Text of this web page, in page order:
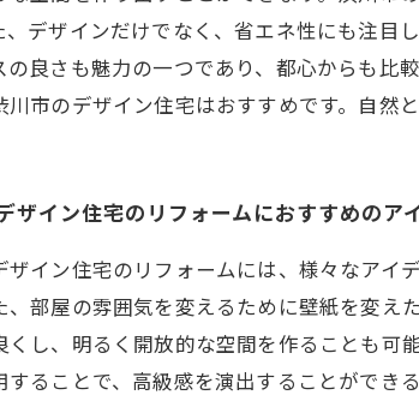
、デザインだけでなく、省エネ性にも注目
の良さも魅力の一つであり、都心からも比
川市のデザイン住宅はおすすめです。自然
ザイン住宅のリフォームにおすすめのア
ザイン住宅のリフォームには、様々なアイ
、部屋の雰囲気を変えるために壁紙を変え
くし、明るく開放的な空間を作ることも
することで、高級感を演出することができ